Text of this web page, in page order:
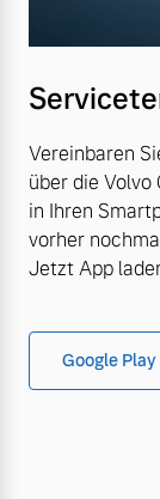
Vereinbaren
über die
in Ihren
vorher
Jetzt App
Google